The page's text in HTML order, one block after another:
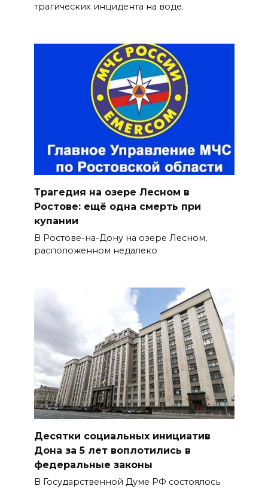
трагических инцидента на воде.
Трагедия на озере Лесном в
Ростове: ещё одна смерть при
купании
В Ростове-на-Дону на озере Лесном,
расположенном недалеко
Десятки социальных инициатив
Дона за 5 лет воплотились в
федеральные законы
В Государственной Думе РФ состоялось